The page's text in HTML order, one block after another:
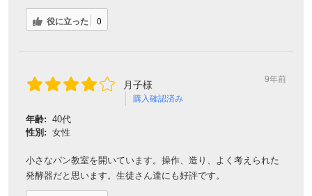
役に立った 0
月子様
購入確認済み
9年前
年齢: 40代
性別: 女性
小さなパン教室を開いています。操作、造り、よく考えられた
発酵器だと思います。生徒さん達にも好評です。